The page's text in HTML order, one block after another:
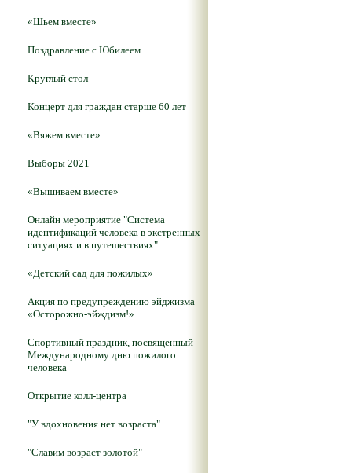
«Шьем вместе»
Поздравление с Юбилеем
Круглый стол
Концерт для граждан старше 60 лет
«Вяжем вместе»
Выборы 2021
«Вышиваем вместе»
Онлайн мероприятие "Система
идентификаций человека в экстренных
ситуациях и в путешествиях"
«Детский сад для пожилых»
Акция по предупреждению эйджизма
«Осторожно-эйждизм!»
Спортивный праздник, посвященный
Международному дню пожилого
человека
Открытие колл-центра
"У вдохновения нет возраста"
"Славим возраст золотой"